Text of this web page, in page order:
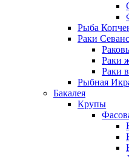
Рыба
Раки
Раки
Раки
Рыбная
Бакалея
Крупы